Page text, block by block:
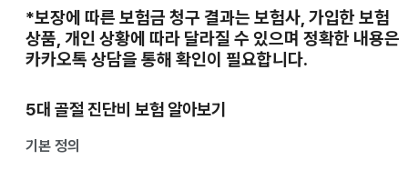
*보장에 따른 보험금 청구 결과는 보험사, 가입한 보험
상품, 개인 상황에 따라 달라질 수 있으며 정확한 내용은
카카오톡 상담을 통해 확인이 필요합니다.
5대 골절 진단비 보험 알아보기
기본 정의